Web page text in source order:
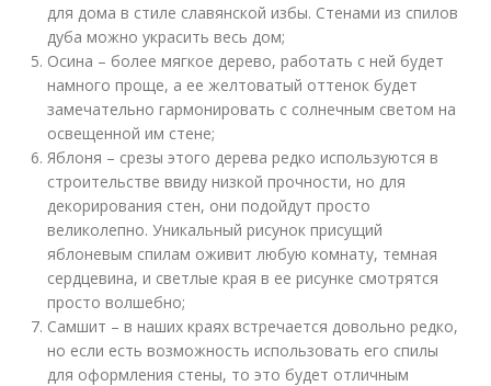
для дома в стиле славянской избы. Стенами из спилов
дуба можно украсить весь дом;
Осина – более мягкое дерево, работать с ней будет
намного проще, а ее желтоватый оттенок будет
замечательно гармонировать с солнечным светом на
освещенной им стене;
Яблоня – срезы этого дерева редко используются в
строительстве ввиду низкой прочности, но для
декорирования стен, они подойдут просто
великолепно. Уникальный рисунок присущий
яблоневым спилам оживит любую комнату, темная
сердцевина, и светлые края в ее рисунке смотрятся
просто волшебно;
Самшит – в наших краях встречается довольно редко,
но если есть возможность использовать его спилы
для оформления стены, то это будет отличным